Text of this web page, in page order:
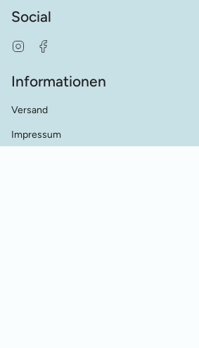
Social
Instagram
Informationen
Versand
Impressum